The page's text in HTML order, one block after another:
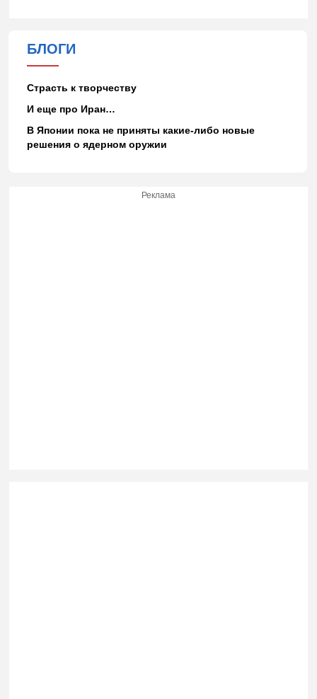
БЛОГИ
Страсть к творчеству
И еще про Иран…
В Японии пока не приняты какие-либо новые
решения о ядерном оружии
Реклама